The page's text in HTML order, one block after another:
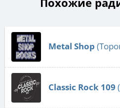
Metal Shop
Classic Rock 109